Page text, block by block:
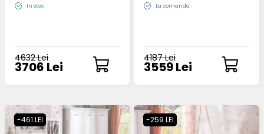
In stoc
4632 Lei
3706 Lei
La comanda
4187 Lei
3559 Lei
-461 LEI -259 LEI